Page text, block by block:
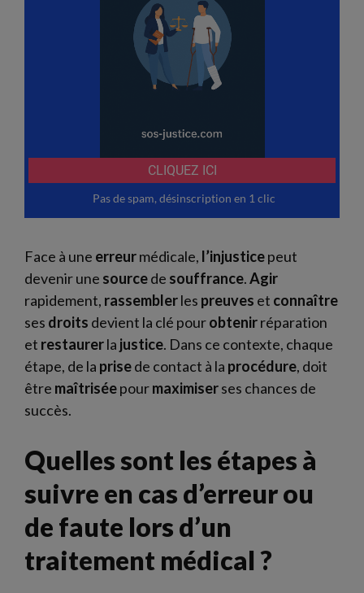
Face à une erreurmédicale, l’injusticepeut
devenir une sourcede souffrance.Agir
rapidement, rassemblerles preuves et connaître
ses droits devient la clé pourobtenirréparation
et restaurerla justice. Dans ce contexte, chaque
étape, de la prisede contact à la procédure, doit
être maîtriséepourmaximiserses chances de
succès.
Quelles sont les étapes à
suivre en cas d’erreur ou
de faute lors d’un
traitement médical ?